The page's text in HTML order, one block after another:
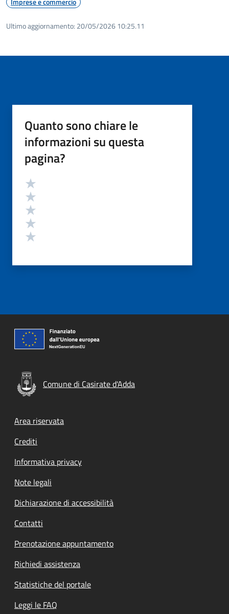
Ultimo aggiornamento: 20/05/2026 10:25.11
Quanto sono chiare le
informazioni su questa
pagina?
Valutazione
Comune di Casirate d'Adda
Footer menu
Area riservata
Crediti
Informativa privacy
Note legali
Dichiarazione di accessibilità
Contatti
Prenotazione appuntamento
Richiedi assistenza
Statistiche del portale
Leggi le FAQ